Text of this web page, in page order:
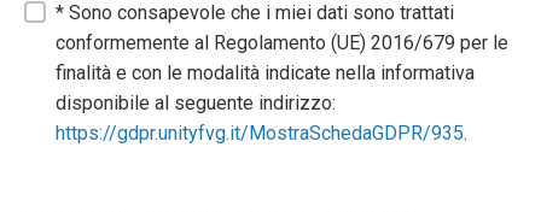
* Sono consapevole che i miei dati sono trattati
conformemente al Regolamento (UE) 2016/679 per le
finalità e con le modalità indicate nella informativa
disponibile al seguente indirizzo:
https://gdpr.unityfvg.it/MostraSchedaGDPR/935.